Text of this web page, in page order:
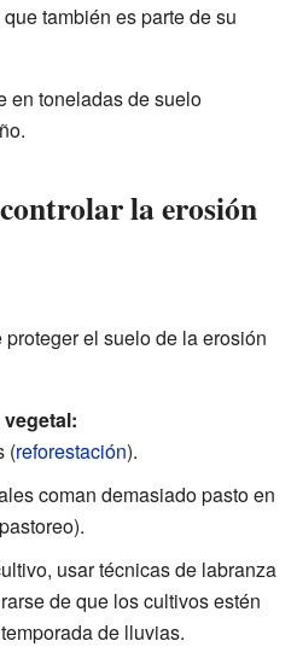
también es parte de su
en toneladas de suelo
la erosión
el suelo de la erosión
(reforestación).
coman demasiado pasto en
usar técnicas de labranza
de que los cultivos estén
de lluvias.